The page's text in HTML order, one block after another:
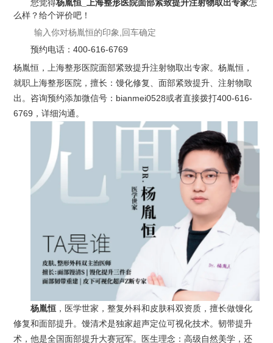
您觉得杨胤恒_上海整形医院面部紧致提升注射物取出专家怎
么样？给个评价吧！
预约电话：400-616-6769
杨胤恒，上海整形医院面部紧致提升注射物取出专家。杨胤恒，
就职上海整形医院，擅长：馒化修复、面部紧致提升、注射物取
出。咨询预约添加微信号：bianmei0528或者直接拨打400-616-
6769，详细沟通。
杨胤恒 ，医学世家，整复外科和皮肤科双资质，擅长做馒化
修复和面部提升。馒清术是独家超声定位可视化技术。韧带提升
术，他是全国面部提升大赛冠军。医生理念：高级自然美学，还